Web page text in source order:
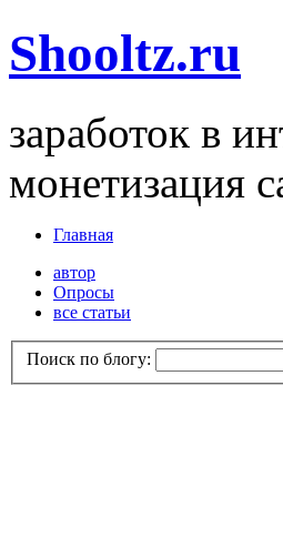
Shooltz.ru
заработок в
монетизация
Главная
автор
Опросы
все статьи
Поиск по блогу: